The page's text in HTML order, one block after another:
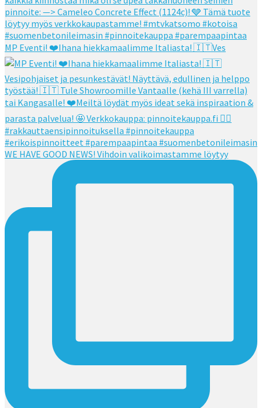
MP Eventi! ❤️Ihana hiekkamaalimme Italiasta! 🇮🇹Ves
WE HAVE GOOD NEWS! Vihdoin valikoimastamme löytyy